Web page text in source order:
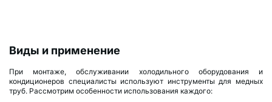
Виды и применение
При монтаже, обслуживании холодильного оборудования и
кондиционеров специалисты используют инструменты для медных
труб. Рассмотрим особенности использования каждого: